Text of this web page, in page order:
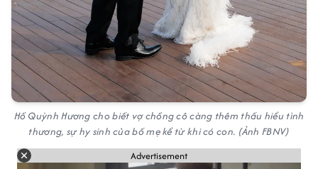
Hồ Quỳnh Hương cho biết vợ chồng cô càng thêm thấu hiểu tình
thương, sự hy sinh của bố mẹ kể từ khi có con. (Ảnh FBNV)
Advertisement